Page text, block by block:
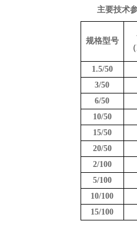
主要技术
规格型号
1.5/50
3/50
6/50
10/50
15/50
20/50
2/100
5/100
10/100
15/100